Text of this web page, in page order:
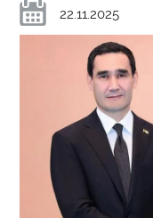
22.11.2025